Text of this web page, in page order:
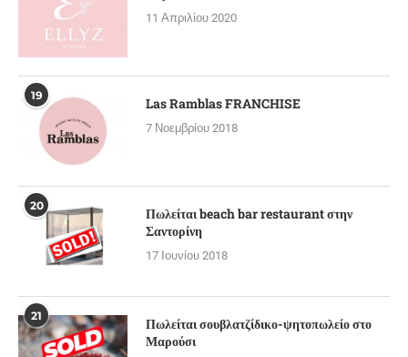
11 Απριλίου 2020
19 Las Ramblas FRANCHISE
7 Νοεμβρίου 2018
20
Πωλείται beach bar restaurant στην
Σαντορίνη
17 Ιουνίου 2018
21
Πωλείται σουβλατζίδικο-ψητοπωλείο στο
Μαρούσι